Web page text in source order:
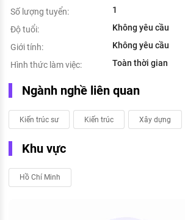
Số lượng tuyển:
1
Độ tuổi:
Không yêu cầu
Giới tính:
Không yêu cầu
Hình thức làm việc:
Toàn thời gian
Ngành nghề liên quan
Kiến trúc sư Kiến trúc Xây dựng
Khu vực
Hồ Chí Minh